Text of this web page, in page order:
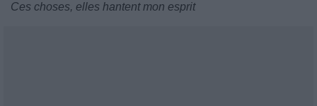
Ces choses, elles hantent mon esprit